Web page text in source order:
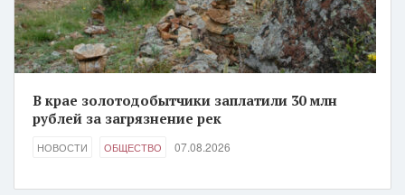
В крае золотодобытчики заплатили 30 млн
рублей за загрязнение рек
НОВОСТИ ОБЩЕСТВО 07.08.2026